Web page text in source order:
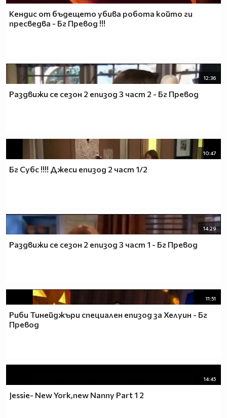
Кендис от бъдещето убива робота който ги
пресведва - Бг Превод !!!
12:36
Раздвижи се сезон 2 епизод 3 част 2 - Бг Превод
10:47
Бг Субс !!!! Джеси епизод 2 част 1/2
14:29
Раздвижи се сезон 2 епизод 3 част 1 - Бг Превод
11:51
Риби Тинейджъри специален епизод за Хелуин - Бг
Превод
14:45
Jessie- New York,new Nanny Part 1 2